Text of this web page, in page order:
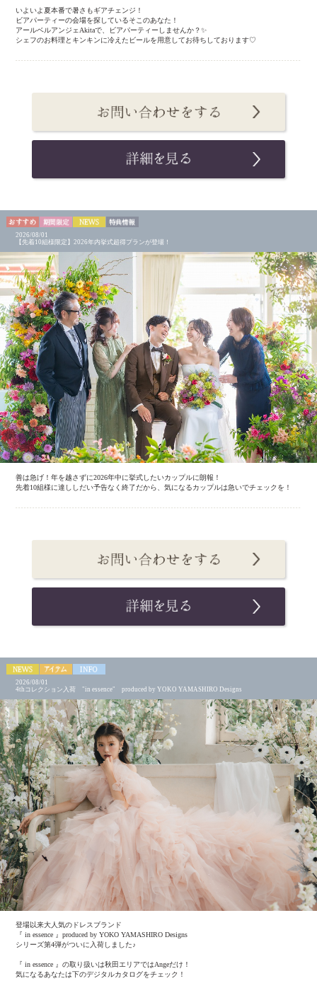
いよいよ夏本番で暑さもギアチェンジ！
ビアパーティーの会場を探しているそこのあなた！
アールベルアンジェAkitaで、ビアパーティーしませんか？✨
シェフのお料理とキンキンに冷えたビールを用意してお待ちしております♡
2026/08/01
【先着10組様限定】2026年内挙式超得プランが登場！
善は急げ！年を越さずに2026年中に挙式したいカップルに朗報！
先着10組様に達ししだい予告なく終了だから、気になるカップルは急いでチェックを！
2026/08/01
4thコレクション入荷 "in essence" produced by YOKO YAMASHIRO Designs
登場以来大人気のドレスブランド
『 in essence 』produced by YOKO YAMASHIRO Designs
シリーズ第4弾がついに入荷しました♪
『 in essence 』の取り扱いは秋田エリアではAngeだけ！
気になるあなたは下のデジタルカタログをチェック！